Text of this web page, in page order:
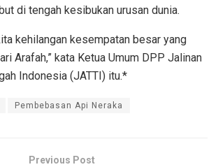
di tengah kesibukan urusan dunia.
kehilangan kesempatan besar yang
Arafah,” kata Ketua Umum DPP Jalinan
Indonesia (JATTI) itu.*
Pembebasan Api Neraka
Previous Post